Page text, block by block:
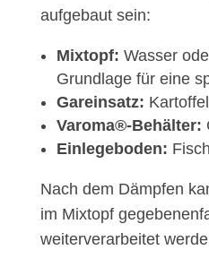
aufgebaut sein:
Mixtopf: Wasser
Grundlage für eine
Gareinsatz:
Varoma®-Behälter:
Einlegeboden:
Nach dem Dämpfen
im Mixtopf
weiterverarbeitet